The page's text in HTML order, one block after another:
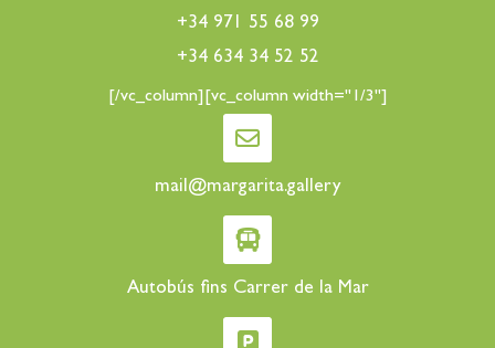
+34 971 55 68 99
+34 634 34 52 52
[/vc_column][vc_column width="1/3"]
mail@margarita.gallery
Autobús fins Carrer de la Mar